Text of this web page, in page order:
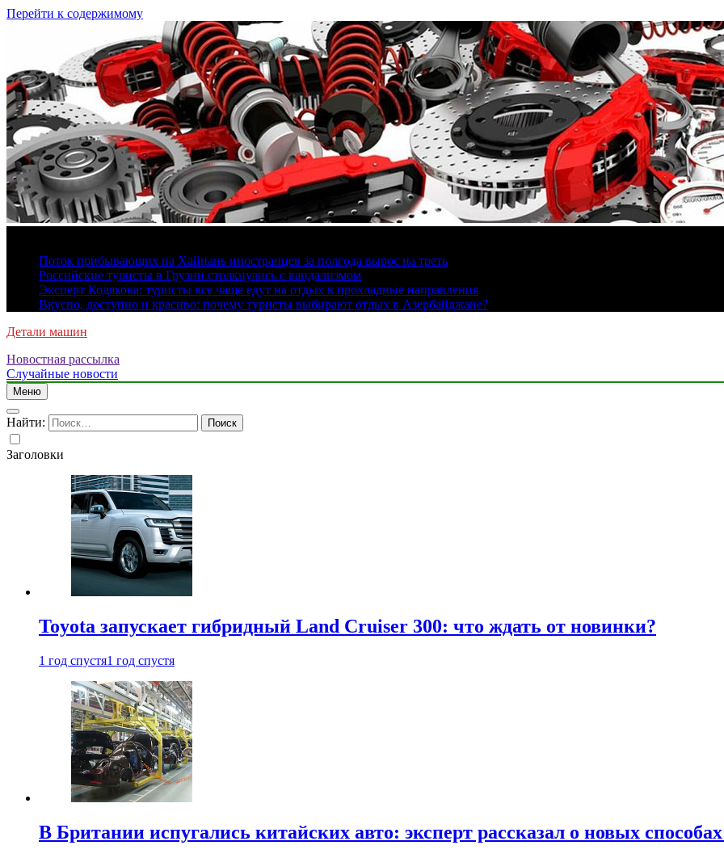
Перейти к содержимому
Поток прибывающих на Хайнань иностранцев за полгода вырос на треть
Российские туристы в Грузии столкнулись с вандализмом
Эксперт Кодякова: туристы все чаще едут на отдых в прохладные направления
Вкусно, доступно и красиво: почему туристы выбирают отдых в Азербайджане?
Детали машин
Новостная рассылка
Случайные новости
Меню
Найти:
Заголовки
Toyota запускает гибридный Land Cruiser 300: что ждать от новинки?
1 год спустя1 год спустя
В Британии испугались китайских авто: эксперт рассказал о новых